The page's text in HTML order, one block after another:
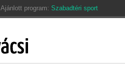
Ajánlott program: Szabadtéri sport